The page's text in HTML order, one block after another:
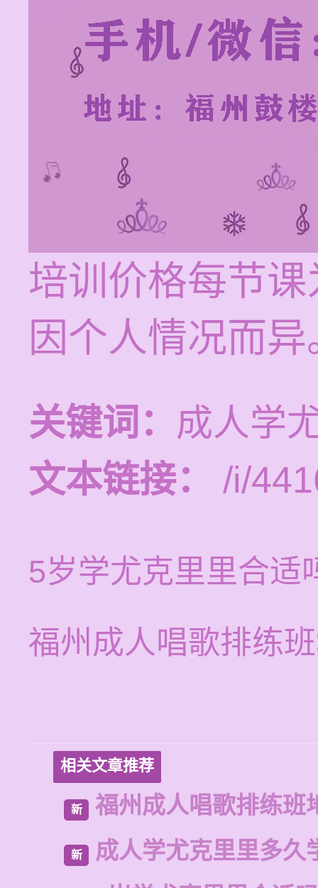
培训价格每节
因个人情况而异
关键词： 成人学
文本链接：
/i/
5岁学尤克里里合适
福州成人唱歌排练
相关文章推荐
新 福州成人唱歌排练班
新
成人学尤克里里多久